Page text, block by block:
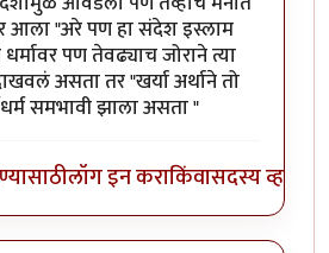
आला "अरे पण हा संदेश इस्लाम
पण तेवढ्याच जोराने त्या
असता तर "खर्या अर्थाने तो
समभावी झाला असता "
लॉग इन कराकिंवासदस्य व्हा